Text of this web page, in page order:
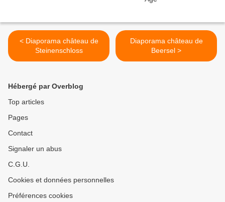
< Diaporama château de
Steinenschloss
Diaporama château de
Beersel >
Hébergé par Overblog
Top articles
Pages
Contact
Signaler un abus
C.G.U.
Cookies et données personnelles
Préférences cookies